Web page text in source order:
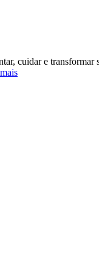
cuidar e transformar